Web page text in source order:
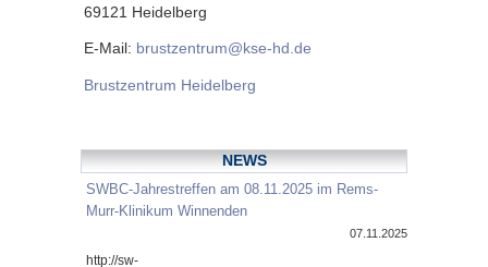
69121 Heidelberg
E-Mail: brustzentrum@kse-hd.de
Brustzentrum Heidelberg
NEWS
SWBC-Jahrestreffen am 08.11.2025 im Rems-
Murr-Klinikum Winnenden
07.11.2025
http://sw-